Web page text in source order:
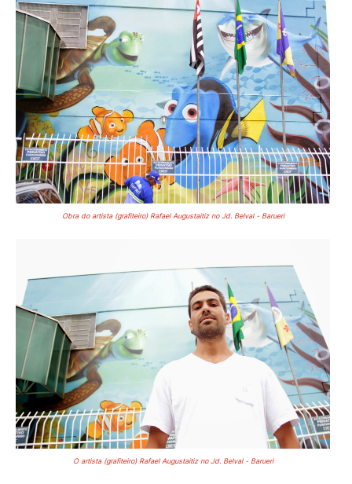
Obra do artista (grafiteiro) Rafael Augustaitiz no Jd. Belval - Barueri
O artista (grafiteiro) Rafael Augustaitiz no Jd. Belval - Barueri